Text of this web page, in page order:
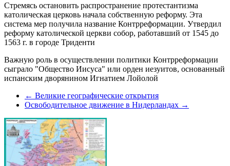
Стремясь остановить распространение протестантизма
католическая церковь начала собственную реформу. Эта
система мер получила название Контрреформации. Утвердил
реформу католической церкви собор, работавший от 1545 до
1563 г. в городе Триденти
Важную роль в осуществлении политики Контрреформации
сыграло "Общество Иисуса" или орден иезуитов, основанный
испанским дворянином Игнатием Лойолой
← Великие географические открытия
Освободительное движение в Нидерландах →